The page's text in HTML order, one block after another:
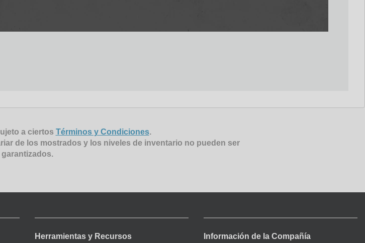
a ciertos Términos y Condiciones.
de los mostrados y los niveles de inventario no pueden ser
garantizados.
Herramientas y Recursos Información de la Compañía